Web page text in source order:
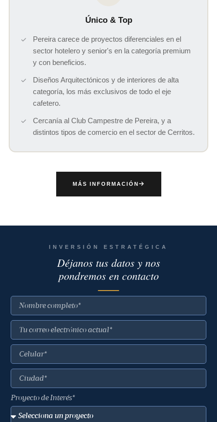
Único & Top
Pereira carece de proyectos diferenciales en el
sector hotelero y senior's en la categoría premium
y con beneficios.
Diseños Arquitectónicos y de interiores de alta
categoría, los más exclusivos de todo el eje
cafetero.
Cercanía al Club Campestre de Pereira, y a
distintos tipos de comercio en el sector de Cerritos.
MÁS INFORMACIÓN
INVERSIÓN ESTRATÉGICA
Déjanos tus datos y nos
pondremos en contacto
Proyecto de Interés*